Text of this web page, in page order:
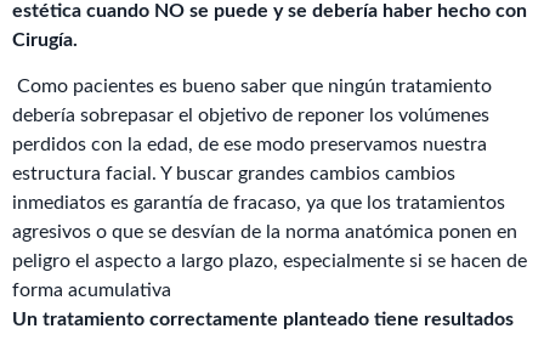
estética cuando NO se puede y se debería haber hecho con
Cirugía.
Como pacientes es bueno saber que ningún tratamiento
debería sobrepasar el objetivo de reponer los volúmenes
perdidos con la edad, de ese modo preservamos nuestra
estructura facial. Y buscar grandes cambios cambios
inmediatos es garantía de fracaso, ya que los tratamientos
agresivos o que se desvían de la norma anatómica ponen en
peligro el aspecto a largo plazo, especialmente si se hacen de
forma acumulativa
Un tratamiento correctamente planteado tiene resultados